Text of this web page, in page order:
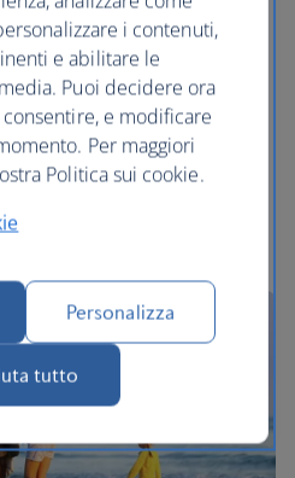
seggiolini
i contenuti,
e abilitare le
Puoi decidere ora
e modificare
Per maggiori
Politica sui cookie.
Personalizza
tutto